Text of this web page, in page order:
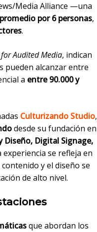
Media Alliance —una
por 6 personas,
.
Audited Media, indican
pueden alcanzar entre
a entre 90.000 y
Culturizando Studio,
desde su fundación en
Digital Signage,
experiencia se refleja en
y el diseño se
de alto nivel.
que abordan los